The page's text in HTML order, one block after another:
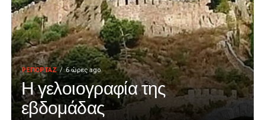
ΡΕΠΟΡΤΑΖ 6 ώρες ago
Η γελοιογραφία της
εβδομάδας